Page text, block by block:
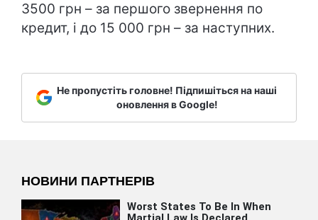
3500 грн – за першого звернення по
кредит, і до 15 000 грн – за наступних.
Не пропустіть головне! Підпишіться на наші
оновлення в Google!